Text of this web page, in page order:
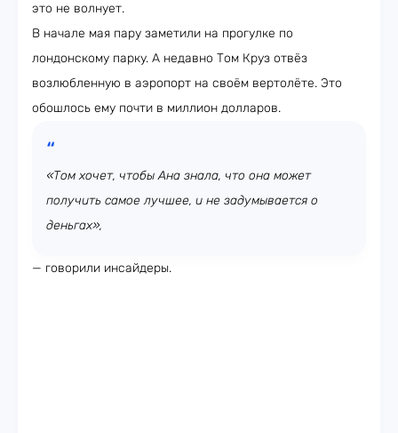
это не волнует.
В начале мая пару заметили на прогулке по
лондонскому парку. А недавно Том Круз отвёз
возлюбленную в аэропорт на своём вертолёте. Это
обошлось ему почти в миллион долларов.
«Том хочет, чтобы Ана знала, что она может
получить самое лучшее, и не задумывается о
деньгах»,
— говорили инсайдеры.